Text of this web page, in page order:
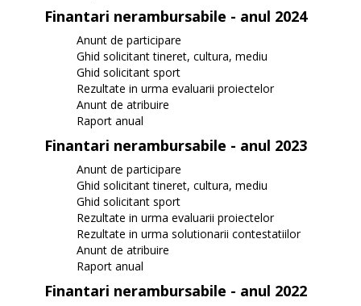
Finantari nerambursabile - anul 2024
Anunt de participare
Ghid solicitant tineret, cultura, mediu
Ghid solicitant sport
Rezultate in urma evaluarii proiectelor
Anunt de atribuire
Raport anual
Finantari nerambursabile - anul 2023
Anunt de participare
Ghid solicitant tineret, cultura, mediu
Ghid solicitant sport
Rezultate in urma evaluarii proiectelor
Rezultate in urma solutionarii contestatiilor
Anunt de atribuire
Raport anual
Finantari nerambursabile - anul 2022